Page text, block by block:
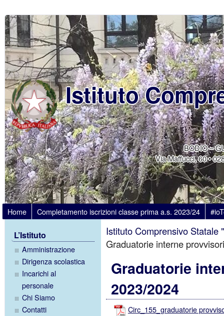
Istituto
BODIO –
Via Maffucci, 60 •
Home Completamento iscrizioni classe prima a.s. 2023/24
L’Istituto
Amministrazione
Dirigenza scolastica
Incarichi al
personale
Chi Siamo
Contatti
Istituto Comprensivo Statale
Graduatorie interne
Graduatorie
2023/2024
Circ_155_graduatorie